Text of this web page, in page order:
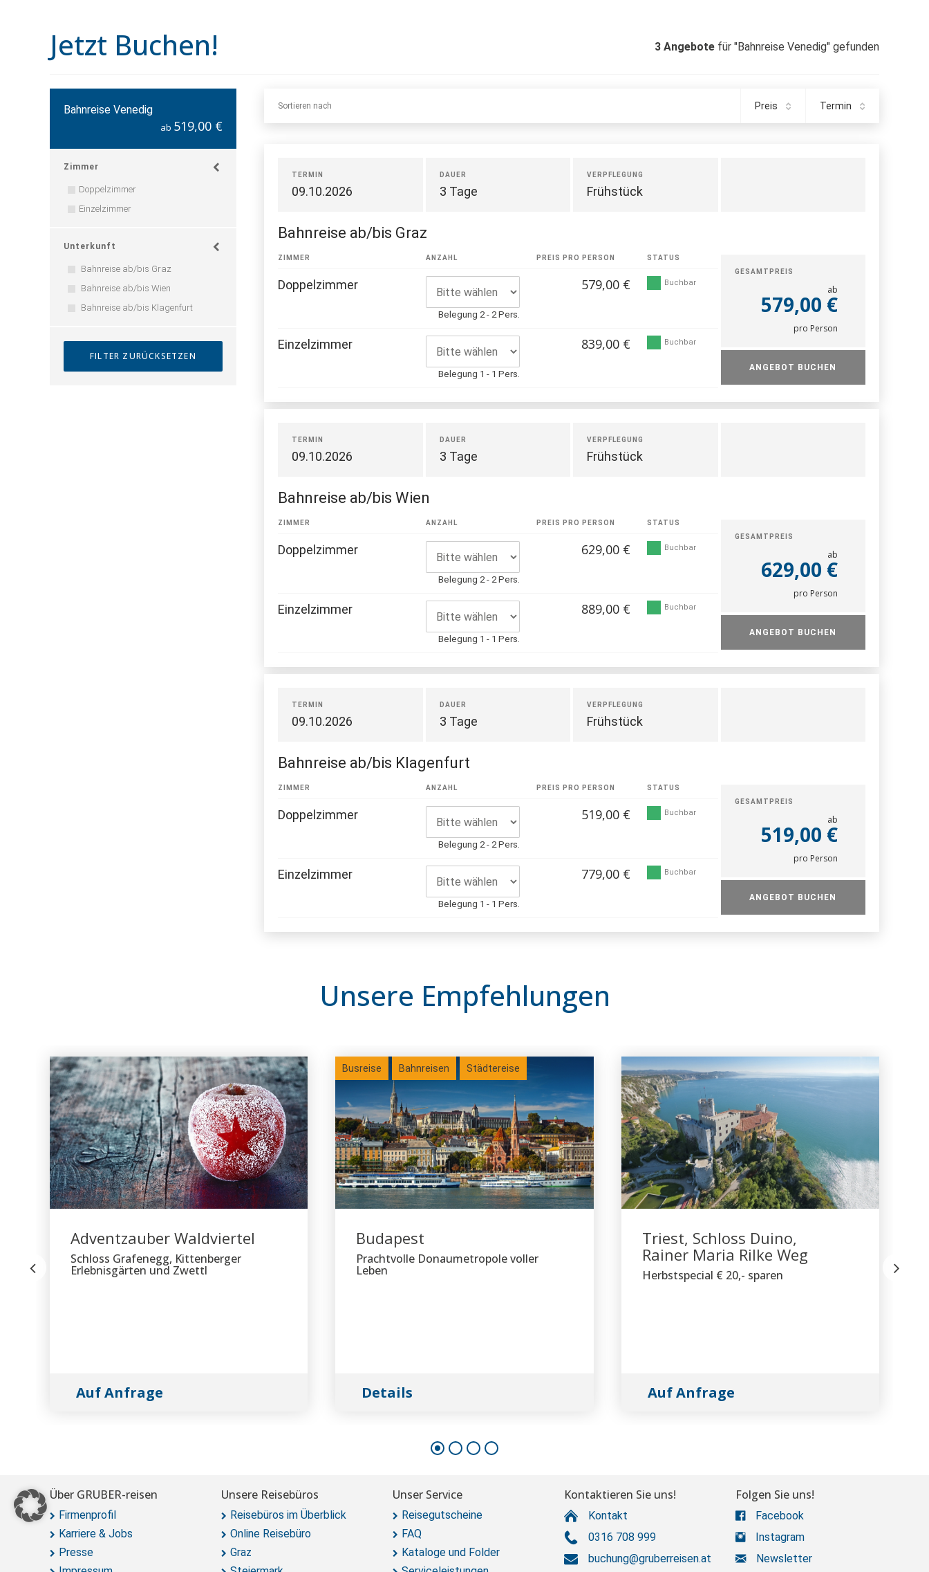
Jetzt Buchen! 3 Angebote für "Bahnreise Venedig" gefunden
Bahnreise Venedig
ab 519,00 €
Zimmer
Doppelzimmer
Einzelzimmer
Unterkunft
Bahnreise ab/bis Graz
Bahnreise ab/bis Wien
Bahnreise ab/bis Klagenfurt
Sortieren nach Termin
Preis
TERMIN
09.10.2026
DAUER
3 Tage
VERPFLEGUNG
Frühstück
Bahnreise ab/bis Graz
ZIMMER ANZAHL PREIS PRO PERSON STATUS
Doppelzimmer
Belegung 2 - 2 Pers.
579,00 € Buchbar
Einzelzimmer
Belegung 1 - 1 Pers.
839,00 € Buchbar
GESAMTPREIS
ab
579,00 €
pro Person
ANGEBOT BUCHEN
TERMIN
09.10.2026
DAUER
3 Tage
VERPFLEGUNG
Frühstück
Bahnreise ab/bis Wien
ZIMMER ANZAHL PREIS PRO PERSON STATUS
Doppelzimmer
Belegung 2 - 2 Pers.
629,00 € Buchbar
Einzelzimmer
Belegung 1 - 1 Pers.
889,00 € Buchbar
GESAMTPREIS
ab
629,00 €
pro Person
ANGEBOT BUCHEN
TERMIN
09.10.2026
DAUER
3 Tage
VERPFLEGUNG
Frühstück
Bahnreise ab/bis Klagenfurt
ZIMMER ANZAHL PREIS PRO PERSON STATUS
Doppelzimmer
Belegung 2 - 2 Pers.
519,00 € Buchbar
Einzelzimmer
Belegung 1 - 1 Pers.
779,00 € Buchbar
GESAMTPREIS
ab
519,00 €
pro Person
ANGEBOT BUCHEN
Unsere Empfehlungen
Adventzauber Waldviertel
Schloss Grafenegg, Kittenberger
Erlebnisgärten und Zwettl
Auf Anfrage
Busreise Bahnreisen Städtereise
Budapest
Prachtvolle Donaumetropole voller
Leben
Details
Triest, Schloss Duino,
Rainer Maria Rilke Weg
Herbstspecial € 20,- sparen
Auf Anfrage
Über GRUBER-reisen
Firmenprofil
Karriere & Jobs
Presse
Unsere Reisebüros
Reisebüros im Überblick
Online Reisebüro
Graz
Unser Service
Reisegutscheine
FAQ
Kataloge und Folder
Kontaktieren Sie uns!
Kontakt
0316 708 999
buchung@gruberreisen.at
Folgen Sie uns!
Facebook
Instagram
Newsletter